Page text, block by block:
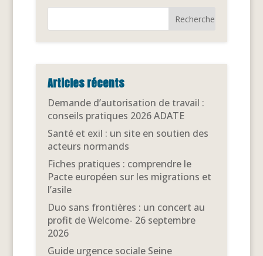
Articles récents
Demande d’autorisation de travail :
conseils pratiques 2026 ADATE
Santé et exil : un site en soutien des
acteurs normands
Fiches pratiques : comprendre le
Pacte européen sur les migrations et
l’asile
Duo sans frontières : un concert au
profit de Welcome- 26 septembre
2026
Guide urgence sociale Seine